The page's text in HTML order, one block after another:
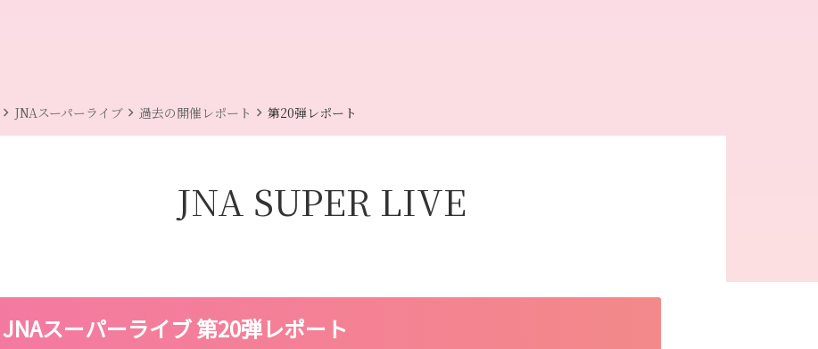
chevron_right JNAスーパーライブchevron_right 過去の開催レポート chevron_right 第20弾レポート
JNA SUPER LIVE
JNAスーパーライブ 第20弾レポート